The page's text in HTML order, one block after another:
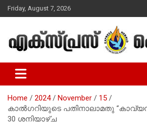
Skip
to
Friday, August 7, 2026
Express Herald –
Christian News
Home 2024 November
15
കാൽഗറിയുടെ പതിനാലാമതു
30 ശനിയാഴ്ച